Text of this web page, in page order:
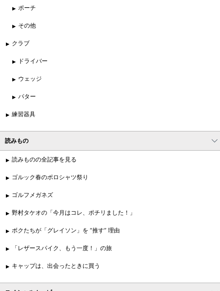
ポーチ
その他
クラブ
ドライバー
ウェッジ
パター
練習器具
読みもの
読みものの全記事を見る
ゴルック春のポロシャツ祭り
ゴルフメガネズ
野村タケオの「今月はコレ、ポチリました！」
ボクたちが「グレイソン」を “推す” 理由
「レザースパイク、もう一度！」の旅
キャップは、出会ったときに買う